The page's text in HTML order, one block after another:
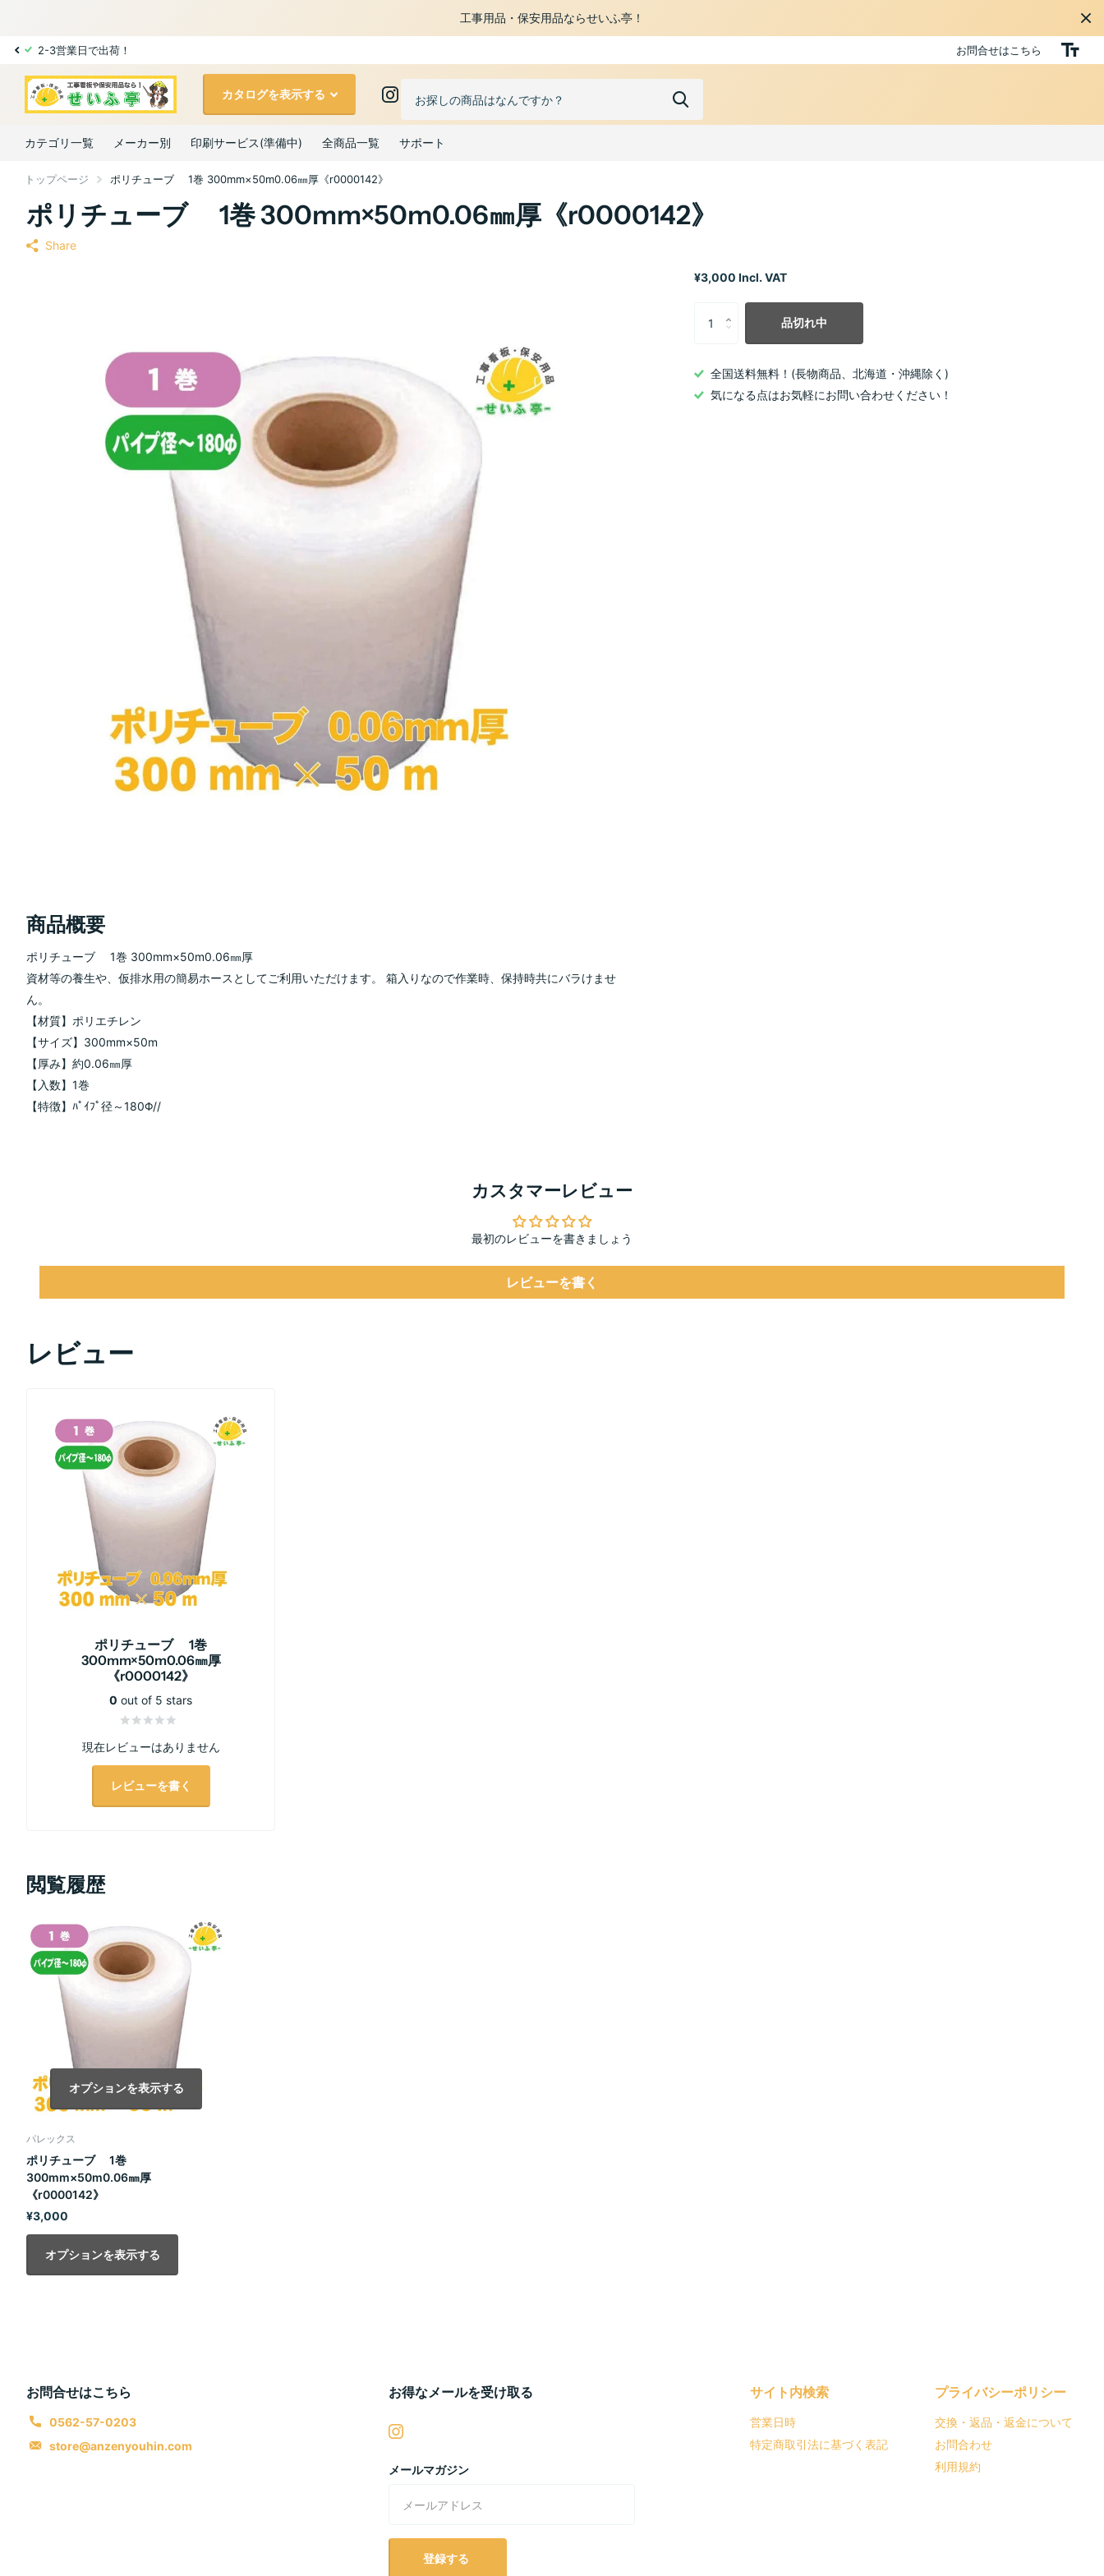
工事用品・保安用品ならせいふ亭！
2-3営業日で出荷！ お問合せはこちら
カタログを表示する
カテゴリ一覧 メーカー別 印刷サービス(準備中) 全商品一覧 サポート
トップページ ポリチューブ 1巻 300mm×50m0.06㎜厚《r0000142》
ポリチューブ 1巻 300mm×50m0.06㎜厚《r0000142》
Share
商品概要
ポリチューブ 1巻 300mm×50m0.06㎜厚
資材等の養生や、仮排水用の簡易ホースとしてご利用いただけます。 箱入りなので作業時、保持時共にバラけませ
ん。
【材質】ポリエチレン
【サイズ】300mm×50m
【厚み】約0.06㎜厚
【入数】1巻
【特徴】ﾊﾟｲﾌﾟ径～180Φ//
¥3,000 Incl. VAT
品切れ中
全国送料無料！(長物商品、北海道・沖縄除く)
気になる点はお気軽にお問い合わせください！
カスタマーレビュー
最初のレビューを書きましょう
レビューを書く
レビュー
ポリチューブ 1巻
300mm×50m0.06㎜厚
《r0000142》
0 out of 5 stars
現在レビューはありません
レビューを書く
閲覧履歴
オプションを表示する
パレックス
ポリチューブ 1巻
300mm×50m0.06㎜厚
《r0000142》
¥3,000
オプションを表示する
お問合せはこちら
0562-57-0203
store@anzenyouhin.com
お得なメールを受け取る
メールマガジン
登録する
サイト内検索
営業日時
特定商取引法に基づく表記
プライバシーポリシー
交換・返品・返金について
お問合わせ
利用規約